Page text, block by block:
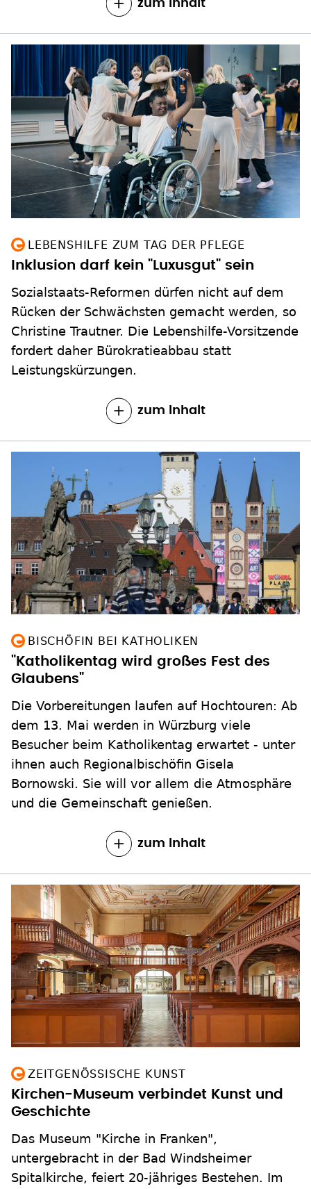
zum Inhalt
LEBENSHILFE ZUM TAG DER PFLEGE
Inklusion darf kein "Luxusgut" sein
Sozialstaats-Reformen dürfen nicht auf dem
Rücken der Schwächsten gemacht werden, so
Christine Trautner. Die Lebenshilfe-Vorsitzende
fordert daher Bürokratieabbau statt
Leistungskürzungen.
zum Inhalt
BISCHÖFIN BEI KATHOLIKEN
"Katholikentag wird großes Fest des
Glaubens"
Die Vorbereitungen laufen auf Hochtouren: Ab
dem 13. Mai werden in Würzburg viele
Besucher beim Katholikentag erwartet - unter
ihnen auch Regionalbischöfin Gisela
Bornowski. Sie will vor allem die Atmosphäre
und die Gemeinschaft genießen.
zum Inhalt
ZEITGENÖSSISCHE KUNST
Kirchen-Museum verbindet Kunst und
Geschichte
Das Museum "Kirche in Franken",
untergebracht in der Bad Windsheimer
Spitalkirche, feiert 20-jähriges Bestehen. Im